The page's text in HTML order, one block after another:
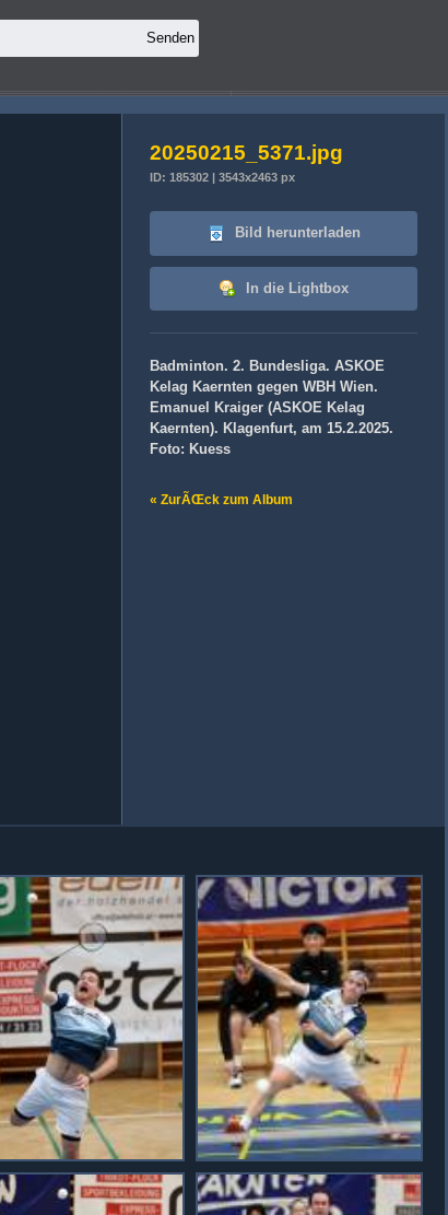
20250215_5371.jpg
ID: 185302 | 3543x2463 px
Bild herunterladen
In die Lightbox
Badminton. 2. Bundesliga. ASKOE
Kelag Kaernten gegen WBH Wien.
Emanuel Kraiger (ASKOE Kelag
Kaernten). Klagenfurt, am 15.2.2025.
Foto: Kuess
« ZurÃŒck zum Album